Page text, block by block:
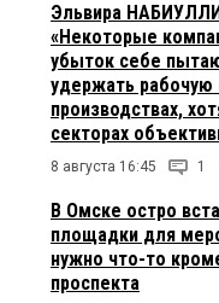
Эльвира
«Некоторые
убыток себе
удержать рабочую
производствах,
секторах
8 августа 16:45 1
В Омске остро
площадки для
нужно что-то
проспекта